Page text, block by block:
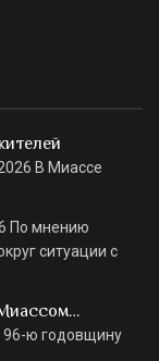
В Миассе
По мнению
ситуации с
96-ю годовщину